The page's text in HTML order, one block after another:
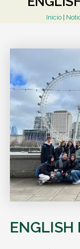
Inicio|
ENGLISH